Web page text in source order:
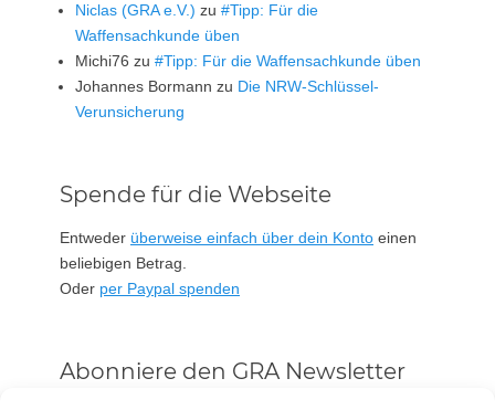
Niclas (GRA e.V.) zu #Tipp: Für die
Waffensachkunde üben
Michi76 zu #Tipp: Für die Waffensachkunde üben
Johannes Bormann zu Die NRW-Schlüssel-
Verunsicherung
Spende für die Webseite
Entweder überweise einfach über dein Konto einen
beliebigen Betrag.
Oder per Paypal spenden
Abonniere den GRA Newsletter